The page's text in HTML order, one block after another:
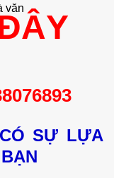
văn
SỰ LỰA